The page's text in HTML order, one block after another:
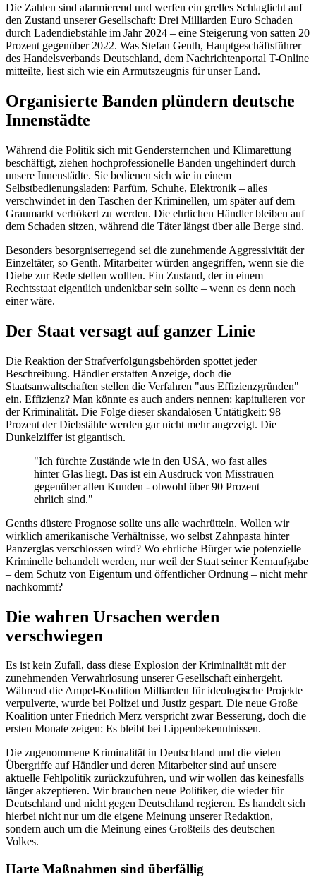
Die Zahlen sind alarmierend und werfen ein grelles Schlaglicht auf
den Zustand unserer Gesellschaft: Drei Milliarden Euro Schaden
durch Ladendiebstähle im Jahr 2024 – eine Steigerung von satten 20
Prozent gegenüber 2022. Was Stefan Genth, Hauptgeschäftsführer
des Handelsverbands Deutschland, dem Nachrichtenportal T-Online
mitteilte, liest sich wie ein Armutszeugnis für unser Land.
Organisierte Banden plündern deutsche
Innenstädte
Während die Politik sich mit Gendersternchen und Klimarettung
beschäftigt, ziehen hochprofessionelle Banden ungehindert durch
unsere Innenstädte. Sie bedienen sich wie in einem
Selbstbedienungsladen: Parfüm, Schuhe, Elektronik – alles
verschwindet in den Taschen der Kriminellen, um später auf dem
Graumarkt verhökert zu werden. Die ehrlichen Händler bleiben auf
dem Schaden sitzen, während die Täter längst über alle Berge sind.
Besonders besorgniserregend sei die zunehmende Aggressivität der
Einzeltäter, so Genth. Mitarbeiter würden angegriffen, wenn sie die
Diebe zur Rede stellen wollten. Ein Zustand, der in einem
Rechtsstaat eigentlich undenkbar sein sollte – wenn es denn noch
einer wäre.
Der Staat versagt auf ganzer Linie
Die Reaktion der Strafverfolgungsbehörden spottet jeder
Beschreibung. Händler erstatten Anzeige, doch die
Staatsanwaltschaften stellen die Verfahren "aus Effizienzgründen"
ein. Effizienz? Man könnte es auch anders nennen: kapitulieren vor
der Kriminalität. Die Folge dieser skandalösen Untätigkeit: 98
Prozent der Diebstähle werden gar nicht mehr angezeigt. Die
Dunkelziffer ist gigantisch.
"Ich fürchte Zustände wie in den USA, wo fast alles
hinter Glas liegt. Das ist ein Ausdruck von Misstrauen
gegenüber allen Kunden - obwohl über 90 Prozent
ehrlich sind."
Genths düstere Prognose sollte uns alle wachrütteln. Wollen wir
wirklich amerikanische Verhältnisse, wo selbst Zahnpasta hinter
Panzerglas verschlossen wird? Wo ehrliche Bürger wie potenzielle
Kriminelle behandelt werden, nur weil der Staat seiner Kernaufgabe
– dem Schutz von Eigentum und öffentlicher Ordnung – nicht mehr
nachkommt?
Die wahren Ursachen werden
verschwiegen
Es ist kein Zufall, dass diese Explosion der Kriminalität mit der
zunehmenden Verwahrlosung unserer Gesellschaft einhergeht.
Während die Ampel-Koalition Milliarden für ideologische Projekte
verpulverte, wurde bei Polizei und Justiz gespart. Die neue Große
Koalition unter Friedrich Merz verspricht zwar Besserung, doch die
ersten Monate zeigen: Es bleibt bei Lippenbekenntnissen.
Die zugenommene Kriminalität in Deutschland und die vielen
Übergriffe auf Händler und deren Mitarbeiter sind auf unsere
aktuelle Fehlpolitik zurückzuführen, und wir wollen das keinesfalls
länger akzeptieren. Wir brauchen neue Politiker, die wieder für
Deutschland und nicht gegen Deutschland regieren. Es handelt sich
hierbei nicht nur um die eigene Meinung unserer Redaktion,
sondern auch um die Meinung eines Großteils des deutschen
Volkes.
Harte Maßnahmen sind überfällig